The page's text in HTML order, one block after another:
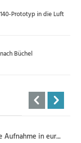
Prototyp in die Luft
Büchel
in eur...